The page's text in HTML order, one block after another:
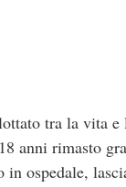
tra la vita e
anni rimasto
in ospedale,